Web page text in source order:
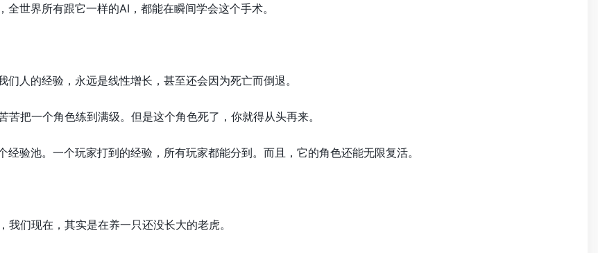
世界所有跟它一样的AI，都能在瞬间学会这个手术。
人的经验，永远是线性增长，甚至还会因为死亡而倒退。
苦把一个角色练到满级。但是这个角色死了，你就得从头再来。
经验池。一个玩家打到的经验，所有玩家都能分到。而且，它的角色还能无限复活。
我们现在，其实是在养一只还没长大的老虎。